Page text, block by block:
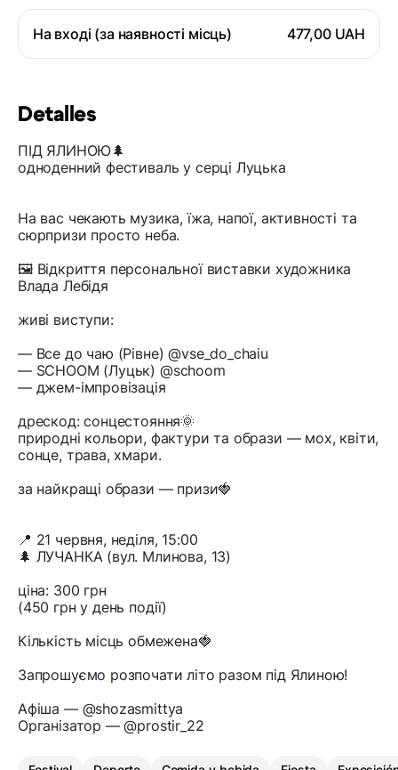
На вході (за наявності місць) 477,00 UAH
Detalles
ПІД ЯЛИНОЮ🌲
одноденний фестиваль у серці Луцька
На вас чекають музика, їжа, напої, активності та
сюрпризи просто неба.
🖼 Відкриття персональної виставки художника
Влада Лебідя
живі виступи:
— Все до чаю (Рівне) @vse_do_chaiu
— SCHOOM (Луцьк) @schoom
— джем-імпровізація
дрескод: сонцестояння🌞
природні кольори, фактури та образи — мох, квіти,
сонце, трава, хмари.
за найкращі образи — призи🍓
📍 21 червня, неділя, 15:00
🌲 ЛУЧАНКА (вул. Млинова, 13)
ціна: 300 грн
(450 грн у день події)
Кількість місць обмежена🍓
Запрошуємо розпочати літо разом під Ялиною!
Афіша — @shozasmittya
Організатор — @prostir_22